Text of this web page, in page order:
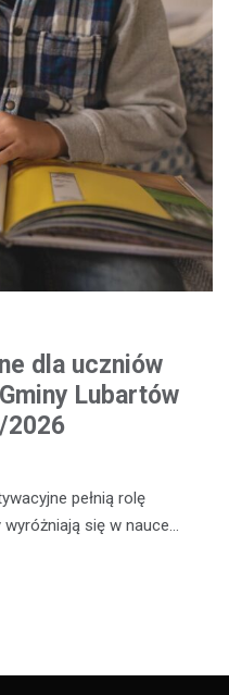
dla uczniów
Lubartów
2026
pełnią rolę
się w nauce…